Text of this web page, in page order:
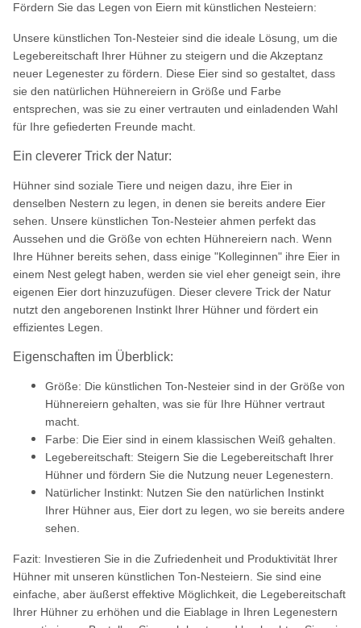
Fördern Sie das Legen von Eiern mit künstlichen Nesteiern:
Unsere künstlichen Ton-Nesteier sind die ideale Lösung, um die
Legebereitschaft Ihrer Hühner zu steigern und die Akzeptanz
neuer Legenester zu fördern. Diese Eier sind so gestaltet, dass
sie den natürlichen Hühnereiern in Größe und Farbe
entsprechen, was sie zu einer vertrauten und einladenden Wahl
für Ihre gefiederten Freunde macht.
Ein cleverer Trick der Natur:
Hühner sind soziale Tiere und neigen dazu, ihre Eier in
denselben Nestern zu legen, in denen sie bereits andere Eier
sehen. Unsere künstlichen Ton-Nesteier ahmen perfekt das
Aussehen und die Größe von echten Hühnereiern nach. Wenn
Ihre Hühner bereits sehen, dass einige "Kolleginnen" ihre Eier in
einem Nest gelegt haben, werden sie viel eher geneigt sein, ihre
eigenen Eier dort hinzuzufügen. Dieser clevere Trick der Natur
nutzt den angeborenen Instinkt Ihrer Hühner und fördert ein
effizientes Legen.
Eigenschaften im Überblick:
Größe: Die künstlichen Ton-Nesteier sind in der Größe von
Hühnereiern gehalten, was sie für Ihre Hühner vertraut
macht.
Farbe: Die Eier sind in einem klassischen Weiß gehalten.
Legebereitschaft: Steigern Sie die Legebereitschaft Ihrer
Hühner und fördern Sie die Nutzung neuer Legenestern.
Natürlicher Instinkt: Nutzen Sie den natürlichen Instinkt
Ihrer Hühner aus, Eier dort zu legen, wo sie bereits andere
sehen.
Fazit: Investieren Sie in die Zufriedenheit und Produktivität Ihrer
Hühner mit unseren künstlichen Ton-Nesteiern. Sie sind eine
einfache, aber äußerst effektive Möglichkeit, die Legebereitschaft
Ihrer Hühner zu erhöhen und die Eiablage in Ihren Legenestern